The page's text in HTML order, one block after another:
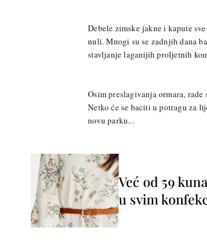
Debele zimske jakne i kapute
nuli. Mnogi su se zadnjih dana
stavljanje laganijih proljetnih
Osim preslagivanja ormara, rade
Netko će se baciti u potragu za
novu parku...
Već od 59
u svim